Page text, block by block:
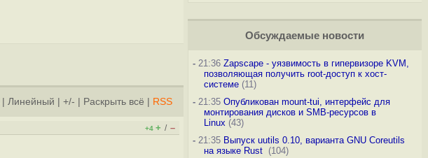
Линейный +/- Раскрыть всё RSS
+4 + / –
Обсуждаемые новости
-21:36 Zapscape - уязвимость в гипервизоре KVM,
позволяющая получить root-доступ к хост-
системе(11)
-21:35 Опубликован mount-tui, интерфейс для
монтирования дисков и SMB-ресурсов в
Linux (43)
-21:35 Выпуск uutils 0.10, варианта GNU Coreutils
на языке Rust (104)